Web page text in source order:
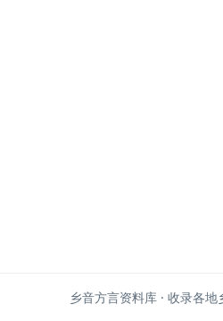
乡音方言资料库 · 收录各